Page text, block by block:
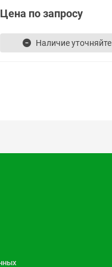
Цена по запросу
Наличие уточняйте